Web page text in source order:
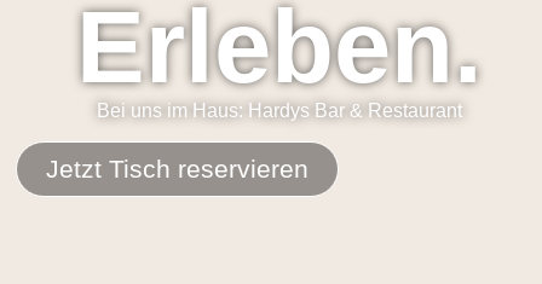
Erleben.
Bei uns im Haus: Hardys Bar & Restaurant
Jetzt Tisch reservieren